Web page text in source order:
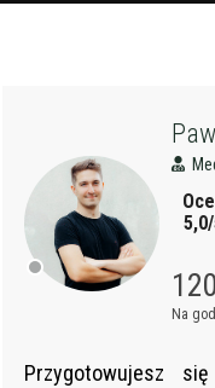
Na
Przygotowujesz